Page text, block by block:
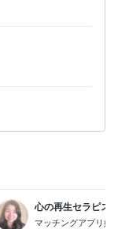
心の再生セラピス
マッチングアプリ婚